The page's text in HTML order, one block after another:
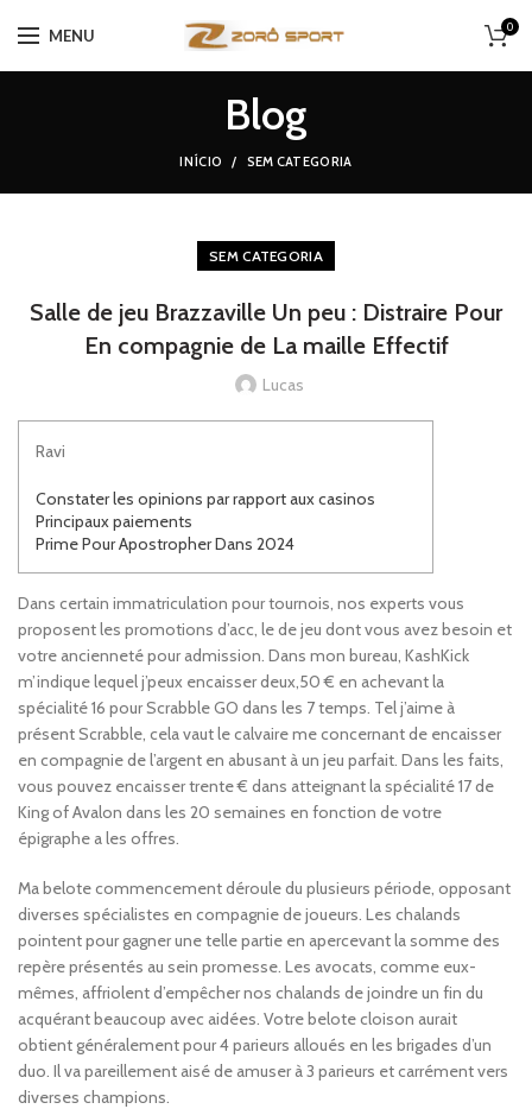
MENU 0
Blog
INÍCIO SEM CATEGORIA
SEM CATEGORIA
Salle de jeu Brazzaville Un peu : Distraire Pour
En compagnie de La maille Effectif
Lucas
Ravi
Constater les opinions par rapport aux casinos
Principaux paiements
Prime Pour Apostropher Dans 2024
Dans certain immatriculation pour tournois, nos experts vous
proposent les promotions d’acc, le de jeu dont vous avez besoin et
votre ancienneté pour admission. Dans mon bureau, KashKick
m’indique lequel j’peux encaisser deux,50 € en achevant la
spécialité 16 pour Scrabble GO dans les 7 temps. Tel j’aime à
présent Scrabble, cela vaut le calvaire me concernant de encaisser
en compagnie de l’argent en abusant à un jeu parfait. Dans les faits,
vous pouvez encaisser trente € dans atteignant la spécialité 17 de
King of Avalon dans les 20 semaines en fonction de votre
épigraphe a les offres.
Ma belote commencement déroule du plusieurs période, opposant
diverses spécialistes en compagnie de joueurs. Les chalands
pointent pour gagner une telle partie en apercevant la somme des
repère présentés au sein promesse. Les avocats, comme eux-
mêmes, affriolent d’empêcher nos chalands de joindre un fin du
acquérant beaucoup avec aidées. Votre belote cloison aurait
obtient généralement pour 4 parieurs alloués en les brigades d’un
duo. Il va pareillement aisé de amuser à 3 parieurs et carrément vers
diverses champions.